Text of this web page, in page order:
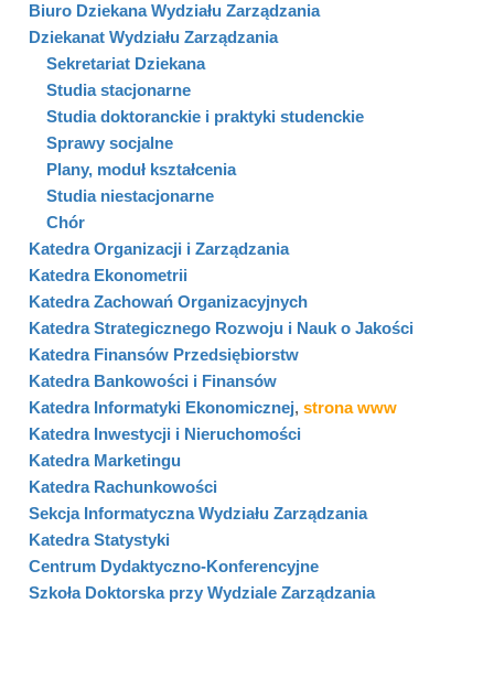
Biuro Dziekana Wydziału Zarządzania
Dziekanat Wydziału Zarządzania
Sekretariat Dziekana
Studia stacjonarne
Studia doktoranckie i praktyki studenckie
Sprawy socjalne
Plany, moduł kształcenia
Studia niestacjonarne
Chór
Katedra Organizacji i Zarządzania
Katedra Ekonometrii
Katedra Zachowań Organizacyjnych
Katedra Strategicznego Rozwoju i Nauk o Jakości
Katedra Finansów Przedsiębiorstw
Katedra Bankowości i Finansów
Katedra Informatyki Ekonomicznej, strona www
Katedra Inwestycji i Nieruchomości
Katedra Marketingu
Katedra Rachunkowości
Sekcja Informatyczna Wydziału Zarządzania
Katedra Statystyki
Centrum Dydaktyczno-Konferencyjne
Szkoła Doktorska przy Wydziale Zarządzania